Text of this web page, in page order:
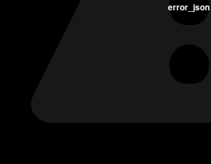
error_json